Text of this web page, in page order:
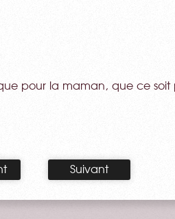
pour la maman, que ce soit
Suivant